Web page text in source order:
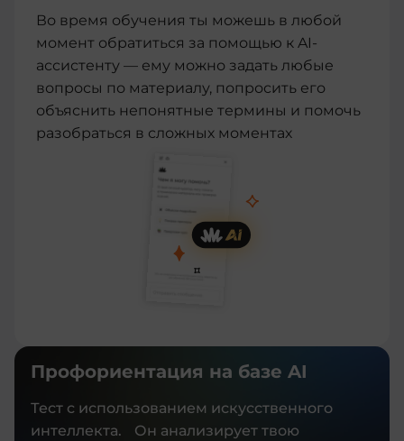
Во время обучения ты можешь в любой
момент обратиться за помощью к AI-
ассистенту — ему можно задать любые
вопросы по материалу, попросить его
объяснить непонятные термины и помочь
разобраться в сложных моментах
Профориентация на базе AI
Тест с использованием искусственного
интеллекта. Он анализирует твою